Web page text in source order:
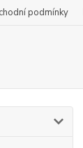
podmínky